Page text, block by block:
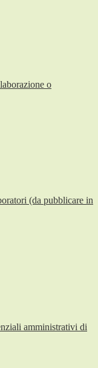
o
(da pubblicare in
amministrativi di